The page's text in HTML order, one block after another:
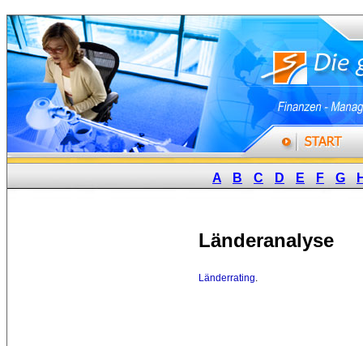
A B C D E F G
Länderanalyse
Länderrating.